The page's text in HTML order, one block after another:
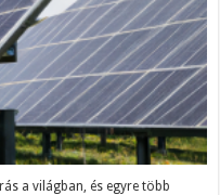
a világban, és egyre több